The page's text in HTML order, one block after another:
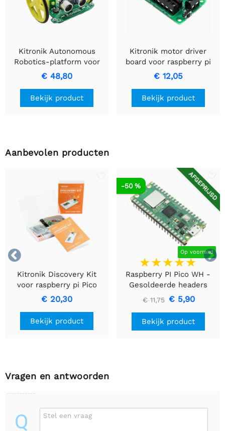
Kitronik Autonomous
Robotics-platform voor
Pico
€ 48,80
Bekijk product
Kitronik motor driver
board voor raspberry pi
Pico
€ 12,05
Bekijk product
Aanbevolen producten


Kitronik Discovery Kit
voor raspberry pi Pico
(inclusief Pico)
€ 20,30
Bekijk product
AFGEPRIJSD
Op voorraad
-50 %
Raspberry PI Pico WH -
Gesoldeerde headers
€ 11,75 € 5,90
Bekijk product
Vragen en antwoorden
Q Stel een vraag